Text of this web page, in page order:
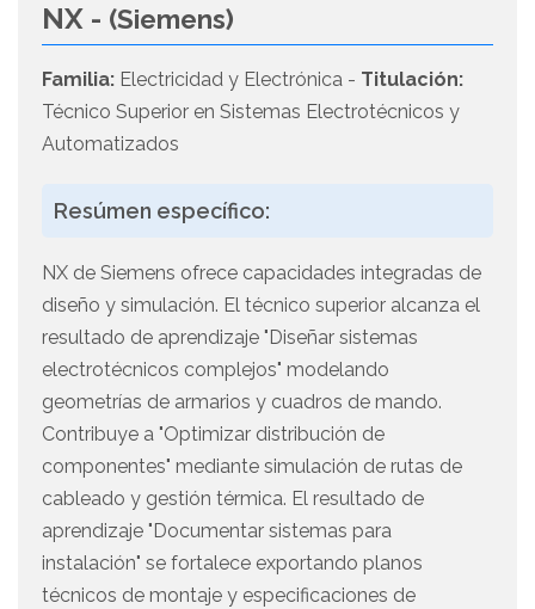
NX - (Siemens)
Familia: Electricidad y Electrónica - Titulación:
Técnico Superior en Sistemas Electrotécnicos y
Automatizados
Resúmen específico:
NX de Siemens ofrece capacidades integradas de
diseño y simulación. El técnico superior alcanza el
resultado de aprendizaje "Diseñar sistemas
electrotécnicos complejos" modelando
geometrías de armarios y cuadros de mando.
Contribuye a "Optimizar distribución de
componentes" mediante simulación de rutas de
cableado y gestión térmica. El resultado de
aprendizaje "Documentar sistemas para
instalación" se fortalece exportando planos
técnicos de montaje y especificaciones de